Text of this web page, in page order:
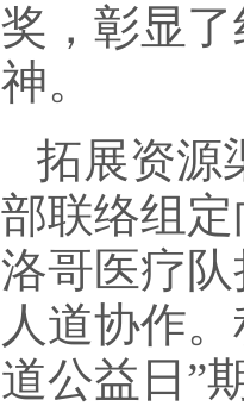
奖，彰显
神。
拓展资源
部联络组
洛哥医疗
人道协作
道公益日”